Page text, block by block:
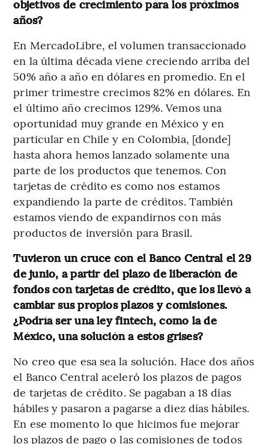
objetivos de crecimiento para los próximos
años?
En MercadoLibre, el volumen transaccionado
en la última década viene creciendo arriba del
50% año a año en dólares en promedio. En el
primer trimestre crecimos 82% en dólares. En
el último año crecimos 129%. Vemos una
oportunidad muy grande en México y en
particular en Chile y en Colombia, [donde]
hasta ahora hemos lanzado solamente una
parte de los productos que tenemos. Con
tarjetas de crédito es como nos estamos
expandiendo la parte de créditos. También
estamos viendo de expandirnos con más
productos de inversión para Brasil.
Tuvieron un cruce con el Banco Central el 29
de junio, a partir del plazo de liberación de
fondos con tarjetas de crédito, que los llevó a
cambiar sus propios plazos y comisiones.
¿Podría ser una ley fintech, como la de
México, una solución a estos grises?
No creo que esa sea la solución. Hace dos años
el Banco Central aceleró los plazos de pagos
de tarjetas de crédito. Se pagaban a 18 días
hábiles y pasaron a pagarse a diez días hábiles.
En ese momento lo que hicimos fue mejorar
los plazos de pago o las comisiones de todos